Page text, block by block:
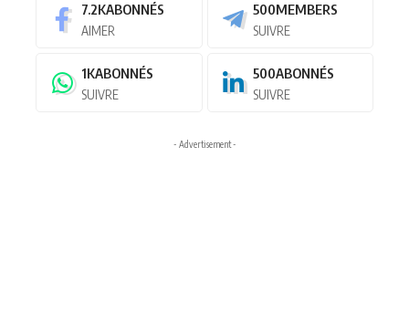
7.2KABONNÉS
AIMER
500MEMBERS
SUIVRE
1KABONNÉS
SUIVRE
500ABONNÉS
SUIVRE
- Advertisement -